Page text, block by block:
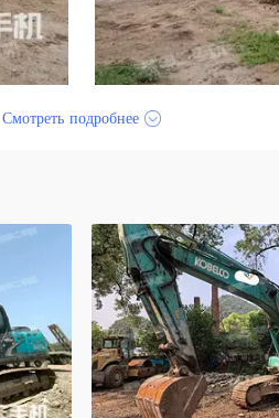
Смотреть подробнее